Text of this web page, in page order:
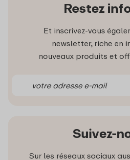
Restez
Et inscrivez-vous
newsletter, riche en
nouveaux produits et
Suivez-
Sur les réseaux sociaux